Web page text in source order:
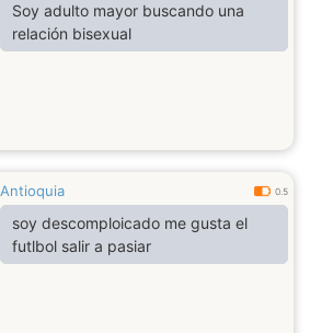
Soy adulto mayor buscando una
relación bisexual
Antioquia 0.5
soy descomploicado me gusta el
futlbol salir a pasiar